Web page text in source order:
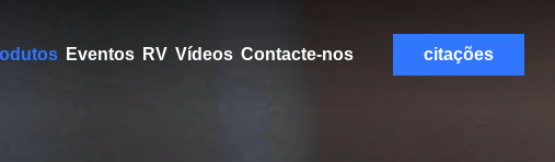
Eventos RV Vídeos Contacte-nos citações